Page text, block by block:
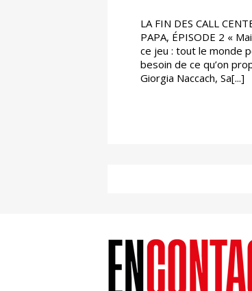
LA FIN DES CALL
PAPA, ÉPISODE 2 «
ce jeu : tout le monde
besoin de ce qu’on
Giorgia Naccach, Sa[...]